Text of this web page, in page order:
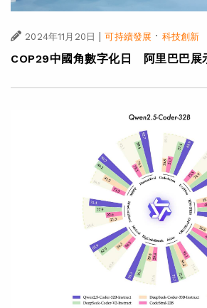
2024年11月20日 | 可持續發展 · 科技創新
COP29中國角數字化日 阿里巴巴展